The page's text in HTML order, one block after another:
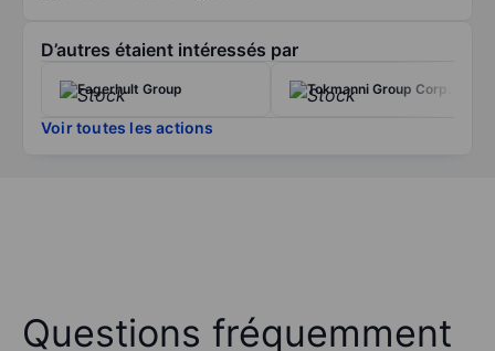
D’autres étaient intéressés par
Fagerhult Group Tokmanni Group Corp.
Voir toutes les actions
Questions fréquemment